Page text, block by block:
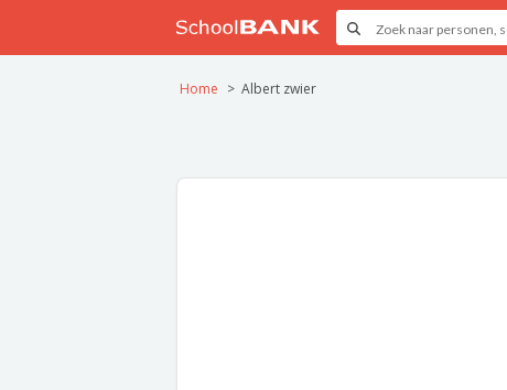
Home Albert zwier